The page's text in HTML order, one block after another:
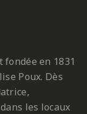
fondée en 1831
Poux. Dès
les locaux